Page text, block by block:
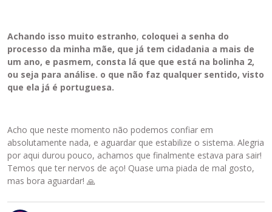
Achando isso muito estranho, coloquei a senha do
processo da minha mãe, que já tem cidadania a mais de
um ano, e pasmem, consta lá que que está na bolinha 2,
ou seja para análise. o que não faz qualquer sentido, visto
que ela já é portuguesa.
Acho que neste momento não podemos confiar em
absolutamente nada, e aguardar que estabilize o sistema. Alegria
por aqui durou pouco, achamos que finalmente estava para sair!
Temos que ter nervos de aço! Quase uma piada de mal gosto,
mas bora aguardar! 🙏